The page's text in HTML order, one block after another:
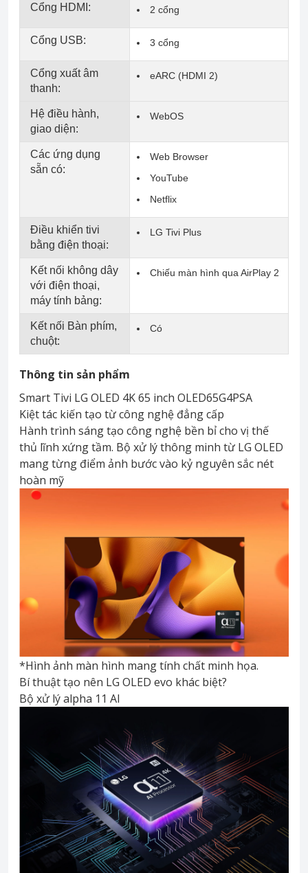
Cổng HDMI: 2 cổng
Cổng USB: 3 cổng
Cổng xuất âm
thanh:
eARC (HDMI 2)
Hệ điều hành,
giao diện:
WebOS
Các ứng dụng
sẵn có:
Web Browser
YouTube
Netflix
Điều khiển tivi
bằng điện thoại:
LG Tivi Plus
Kết nối không dây
với điện thoại,
máy tính bảng:
Chiếu màn hình qua AirPlay 2
Kết nối Bàn phím,
chuột:
Có
Thông tin sản phẩm
Smart Tivi LG OLED 4K 65 inch OLED65G4PSA
Kiệt tác kiến tạo từ công nghệ đẳng cấp
Hành trình sáng tạo công nghệ bền bỉ cho vị thế
thủ lĩnh xứng tầm. Bộ xử lý thông minh từ LG OLED
mang từng điểm ảnh bước vào kỷ nguyên sắc nét
hoàn mỹ
*Hình ảnh màn hình mang tính chất minh họa.
Bí thuật tạo nên LG OLED evo khác biệt?
Bộ xử lý alpha 11 AI